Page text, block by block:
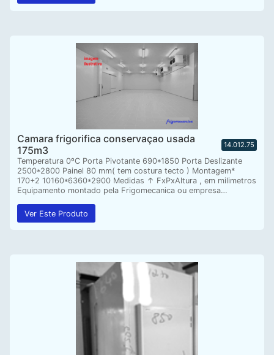
Camara frigorifica conservaçao usada
175m3
14.012.75
Temperatura 0ºC Porta Pivotante 690*1850 Porta Deslizante
2500*2800 Painel 80 mm( tem costura tecto ) Montagem*
170+2 10160*6360*2900 Medidas ↑ FxPxAltura , em milimetros
Equipamento montado pela Frigomecanica ou empresa…
Ver Este Produto